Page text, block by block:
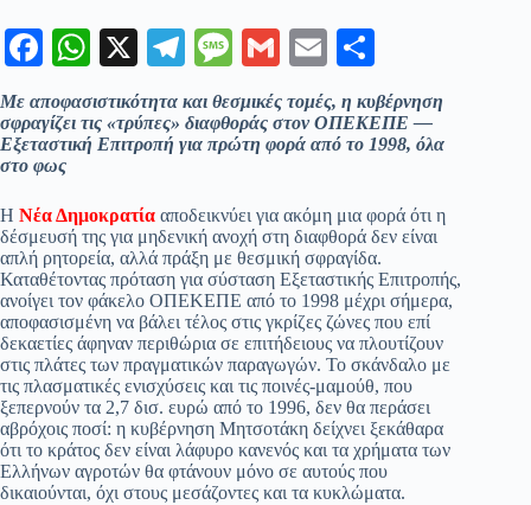
Fa
bo
ok
W
ha
ts
A
X
Te
gr
a
m
M
es
sa
ge
G
ail
E
ail
οι
ρ
α
στ
εί
τε
Με αποφασιστικότητα και θεσμικές τομές, η κυβέρνηση
σφραγίζει τις «τρύπες» διαφθοράς στον ΟΠΕΚΕΠΕ —
Εξεταστική Επιτροπή για πρώτη φορά από το 1998, όλα
στο φως
Η Νέα Δημοκρατία αποδεικνύει για ακόμη μια φορά ότι η
δέσμευσή της για μηδενική ανοχή στη διαφθορά δεν είναι
απλή ρητορεία, αλλά πράξη με θεσμική σφραγίδα.
Καταθέτοντας πρόταση για σύσταση Εξεταστικής Επιτροπής,
ανοίγει τον φάκελο ΟΠΕΚΕΠΕ από το 1998 μέχρι σήμερα,
αποφασισμένη να βάλει τέλος στις γκρίζες ζώνες που επί
δεκαετίες άφηναν περιθώρια σε επιτήδειους να πλουτίζουν
στις πλάτες των πραγματικών παραγωγών. Το σκάνδαλο με
τις πλασματικές ενισχύσεις και τις ποινές-μαμούθ, που
ξεπερνούν τα 2,7 δισ. ευρώ από το 1996, δεν θα περάσει
αβρόχοις ποσί: η κυβέρνηση Μητσοτάκη δείχνει ξεκάθαρα
ότι το κράτος δεν είναι λάφυρο κανενός και τα χρήματα των
Ελλήνων αγροτών θα φτάνουν μόνο σε αυτούς που
δικαιούνται, όχι στους μεσάζοντες και τα κυκλώματα.